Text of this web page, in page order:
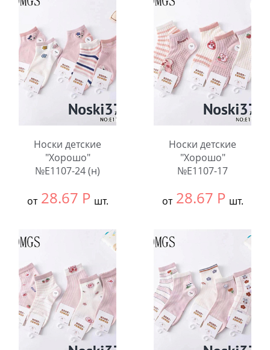
10
Количество:
шт.
Количество:
Носки детские
"Хорошо"
№E1107-24 (н)
от 28.67 Р шт.
12
шт.
Количество:
Носки детские
"Хорошо"
№E1107-17
от 28.67 Р шт.
12
шт.
Количество: